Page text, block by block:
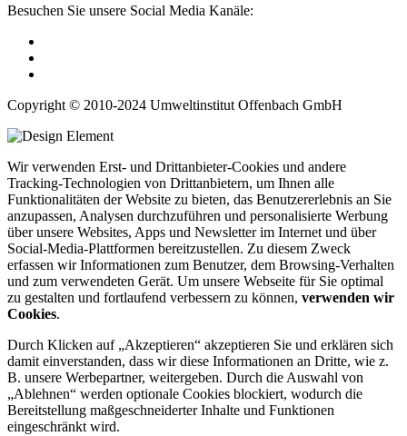
Besuchen Sie unsere Social Media Kanäle:
Copyright © 2010-2024 Umweltinstitut Offenbach GmbH
Wir verwenden Erst- und Drittanbieter-Cookies und andere
Tracking-Technologien von Drittanbietern, um Ihnen alle
Funktionalitäten der Website zu bieten, das Benutzererlebnis an Sie
anzupassen, Analysen durchzuführen und personalisierte Werbung
über unsere Websites, Apps und Newsletter im Internet und über
Social-Media-Plattformen bereitzustellen. Zu diesem Zweck
erfassen wir Informationen zum Benutzer, dem Browsing-Verhalten
und zum verwendeten Gerät. Um unsere Webseite für Sie optimal
zu gestalten und fortlaufend verbessern zu können, verwenden wir
Cookies.
Durch Klicken auf „Akzeptieren“ akzeptieren Sie und erklären sich
damit einverstanden, dass wir diese Informationen an Dritte, wie z.
B. unsere Werbepartner, weitergeben. Durch die Auswahl von
„Ablehnen“ werden optionale Cookies blockiert, wodurch die
Bereitstellung maßgeschneiderter Inhalte und Funktionen
eingeschränkt wird.